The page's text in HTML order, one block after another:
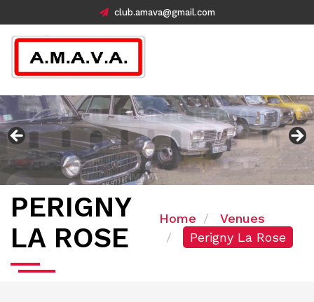
club.amava@gmail.com
PERIGNY
LA ROSE
Home
Venues
Perigny La Rose